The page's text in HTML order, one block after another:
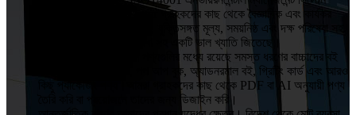
প্রতিষ্ঠা করছি।VIVIBetter গ্রাহকদের কাছ থেকে বৈজ্ঞানিক এবং কার্যকর
ব্যবস্থাপনা, উচ্চ মানের পণ্য, যুক্তিসঙ্গত মূল্য, সময়নিষ্ঠ এবং দক্ষ পরিষেবা সহ
OEM এবং ODM পরিষেবা সহ একটি ভাল খ্যাতি জিতেছে।
VIVIBetter-এর প্রধান পণ্যগুলির মধ্যে রয়েছে সমস্ত ধরণের বাচ্চাদের বই
এবং সাউন্ড বুক, টাচ বুক, পপ আপ বুক, অ্যাডনরমাল বই, গ্রিটিং কার্ড এবং আরও
কিছু প্যাকেজিং পণ্য।আমরা গ্রাহকদের কাছ থেকে PDF বা AI অনুযায়ী পণ্য
তৈরি করি বা প্রয়োজনে তাদের জন্য ডিজাইন করি।